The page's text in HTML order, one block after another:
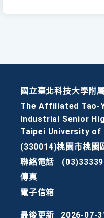
國立臺北科技大學附
The Affiliated Tao-
Industrial Senior
Taipei University of
(330014)桃園市桃園
聯絡電話
傳真
電子信箱
最後更新 2026-07-